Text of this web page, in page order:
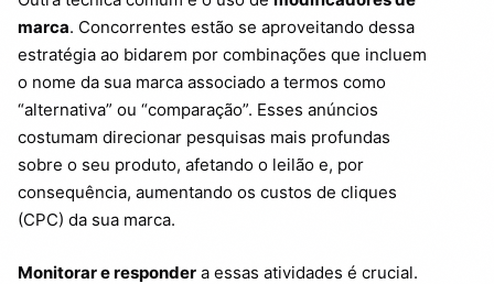
marca. Concorrentes estão se aproveitando dessa
estratégia ao bidarem por combinações que incluem
o nome da sua marca associado a termos como
“alternativa” ou “comparação”. Esses anúncios
costumam direcionar pesquisas mais profundas
sobre o seu produto, afetando o leilão e, por
consequência, aumentando os custos de cliques
(CPC) da sua marca.
Monitorar e responder a essas atividades é crucial.